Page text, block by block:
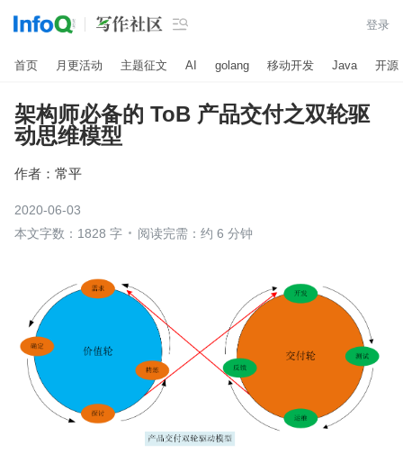
 登录
首页 月更活动 主题征文 AI golang 移动开发 Java 开源
架构师必备的 ToB 产品交付之双轮驱
动思维模型
作者： 常平
2020-06-03
本文字数：1828 字
阅读完需：约 6 分钟